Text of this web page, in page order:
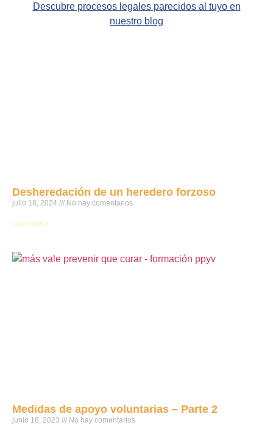
Descubre procesos legales parecidos al tuyo en
nuestro blog
Desheredación de un heredero forzoso
julio 18, 2024 No hay comentarios
Leer más »
Medidas de apoyo voluntarias – Parte 2
junio 18, 2023 No hay comentarios